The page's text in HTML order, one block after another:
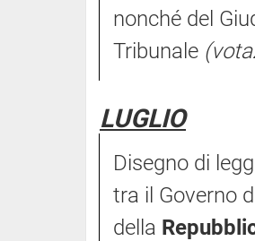
nonché del
Tribunale
LUGLIO
Disegno di
tra il Governo
della